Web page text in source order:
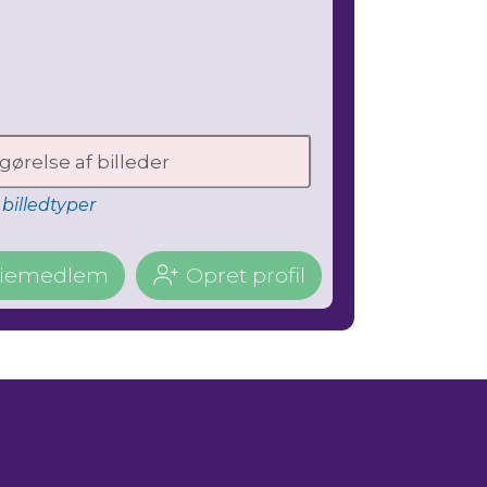
af billeder
Opret profil